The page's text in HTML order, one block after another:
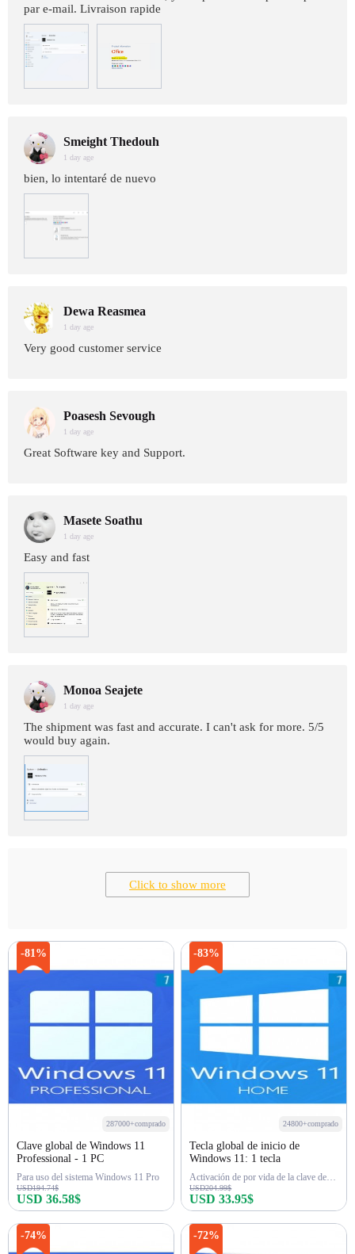
par e-mail. Livraison rapide
Smeight Thedouh
1 day age
bien, lo intentaré de nuevo
Dewa Reasmea
1 day age
Very good customer service
Poasesh Sevough
1 day age
Great Software key and Support.
Masete Soathu
1 day age
Easy and fast
Monoa Seajete
1 day age
The shipment was fast and accurate. I can't ask for more. 5/5
would buy again.
Click to show more
-81%
287000+comprado
Clave global de Windows 11
Professional - 1 PC
Para uso del sistema Windows 11 Pro
USD194.74$
USD 36.58$
-83%
24800+comprado
Tecla global de inicio de
Windows 11: 1 tecla
Activación de por vida de la clave de inicio de Win 11
USD204.99$
USD 33.95$
-74% -72%